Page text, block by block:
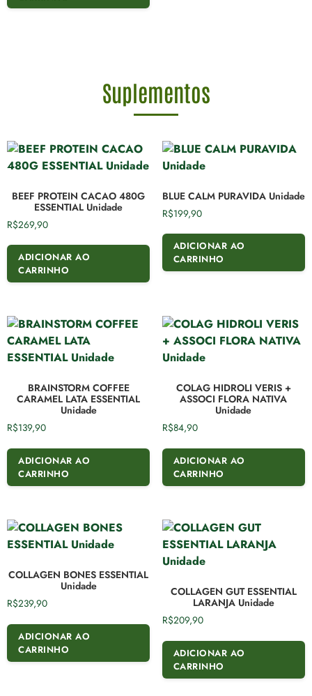
Suplementos
BEEF PROTEIN CACAO 480G
ESSENTIAL Unidade
R$269,90
ADICIONAR AO
CARRINHO
BLUE CALM PURAVIDA Unidade
R$199,90
ADICIONAR AO
CARRINHO
BRAINSTORM COFFEE
CARAMEL LATA ESSENTIAL
Unidade
R$139,90
ADICIONAR AO
CARRINHO
COLAG HIDROLI VERIS +
ASSOCI FLORA NATIVA
Unidade
R$84,90
ADICIONAR AO
CARRINHO
COLLAGEN BONES ESSENTIAL
Unidade
R$239,90
ADICIONAR AO
CARRINHO
COLLAGEN GUT ESSENTIAL
LARANJA Unidade
R$209,90
ADICIONAR AO
CARRINHO